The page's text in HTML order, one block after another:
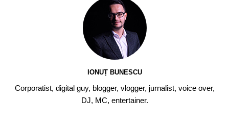
IONUȚ BUNESCU
Corporatist, digital guy, blogger, vlogger, jurnalist, voice over,
DJ, MC, entertainer.